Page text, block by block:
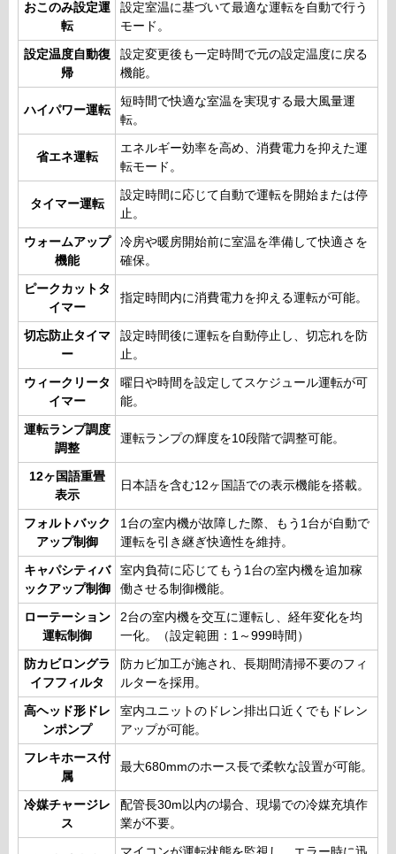
おこのみ設定運
転
設定室温に基づいて最適な運転を自動で行う
モード。
設定温度自動復
帰
設定変更後も一定時間で元の設定温度に戻る
機能。
ハイパワー運転
短時間で快適な室温を実現する最大風量運
転。
省エネ運転
エネルギー効率を高め、消費電力を抑えた運
転モード。
タイマー運転
設定時間に応じて自動で運転を開始または停
止。
ウォームアップ
機能
冷房や暖房開始前に室温を準備して快適さを
確保。
ピークカットタ
イマー
指定時間内に消費電力を抑える運転が可能。
切忘防止タイマ
ー
設定時間後に運転を自動停止し、切忘れを防
止。
ウィークリータ
イマー
曜日や時間を設定してスケジュール運転が可
能。
運転ランプ調度
調整
運転ランプの輝度を10段階で調整可能。
12ヶ国語重畳
表示
日本語を含む12ヶ国語での表示機能を搭載。
フォルトバック
アップ制御
1台の室内機が故障した際、もう1台が自動で
運転を引き継ぎ快適性を維持。
キャパシティバ
ックアップ制御
室内負荷に応じてもう1台の室内機を追加稼
働させる制御機能。
ローテーション
運転制御
2台の室内機を交互に運転し、経年変化を均
一化。（設定範囲：1～999時間）
防カビロングラ
イフフィルタ
防カビ加工が施され、長期間清掃不要のフィ
ルターを採用。
高ヘッド形ドレ
ンポンプ
室内ユニットのドレン排出口近くでもドレン
アップが可能。
フレキホース付
属
最大680mmのホース長で柔軟な設置が可能。
冷媒チャージレ
ス
配管長30m以内の場合、現場での冷媒充填作
業が不要。